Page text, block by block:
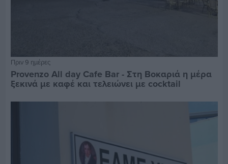
Πριν 9 ημέρες
Provenzo All day Cafe Bar - Στη Βοκαριά η μέρα
ξεκινά με καφέ και τελειώνει με cocktail